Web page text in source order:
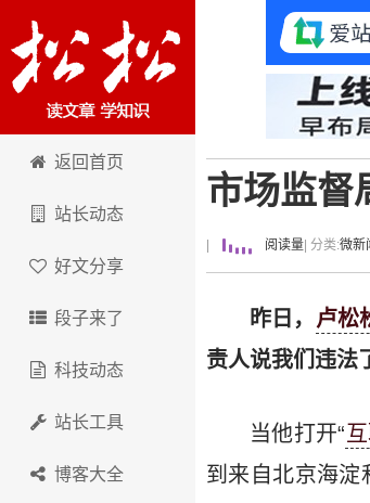
卢松松博客
返回首页
站长动态
好文分享
段子来了
科技动态
站长工具
博客大全
市场监督
阅读量 | 分类:微新
昨日， 卢松
责人说我们违法
当他打开“
到来自北京海